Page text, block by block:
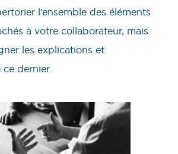
l’ensemble des éléments
à votre collaborateur, mais
les explications et
dernier.